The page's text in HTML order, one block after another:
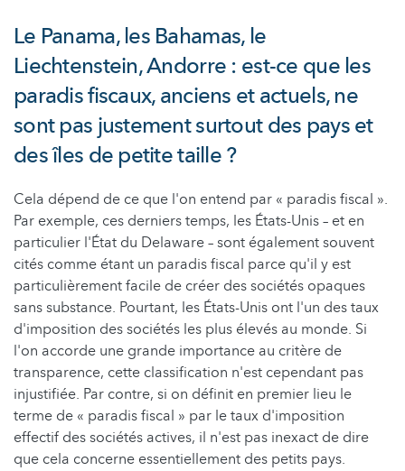
Le Panama, les Bahamas, le
Liechtenstein, Andorre : est-ce que les
paradis fiscaux, anciens et actuels, ne
sont pas justement surtout des pays et
des îles de petite taille ?
Cela dépend de ce que l'on entend par « paradis fiscal ».
Par exemple, ces derniers temps, les États-Unis – et en
particulier l'État du Delaware – sont également souvent
cités comme étant un paradis fiscal parce qu'il y est
particulièrement facile de créer des sociétés opaques
sans substance. Pourtant, les États-Unis ont l'un des taux
d'imposition des sociétés les plus élevés au monde. Si
l'on accorde une grande importance au critère de
transparence, cette classification n'est cependant pas
injustifiée. Par contre, si on définit en premier lieu le
terme de « paradis fiscal » par le taux d'imposition
effectif des sociétés actives, il n'est pas inexact de dire
que cela concerne essentiellement des petits pays.